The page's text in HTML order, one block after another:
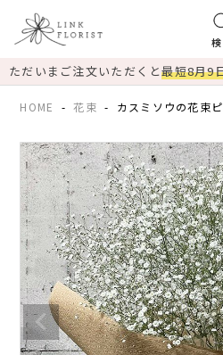
ただいまご注文いただくと最短8月9
HOME 花束 カスミソウの花束